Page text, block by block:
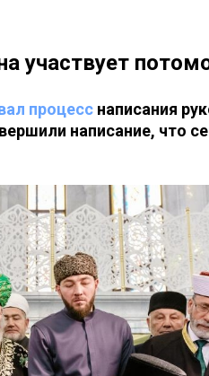
участвует
процесс написания
написание, что